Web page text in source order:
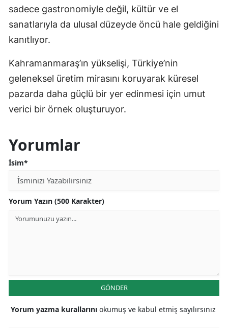
sadece gastronomiyle değil, kültür ve el
sanatlarıyla da ulusal düzeyde öncü hale geldiğini
kanıtlıyor.
Kahramanmaraş’ın yükselişi, Türkiye’nin
geleneksel üretim mirasını koruyarak küresel
pazarda daha güçlü bir yer edinmesi için umut
verici bir örnek oluşturuyor.
Yorumlar
İsim*
Yorum Yazın (500 Karakter)
GÖNDER
Yorum yazma kurallarını okumuş ve kabul etmiş sayılırsınız